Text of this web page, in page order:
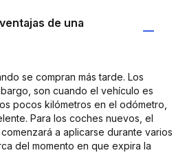
de una
se compran más tarde. Los
son cuando el vehículo es
pocos kilómetros en el odómetro,
Para los coches nuevos, el
a aplicarse durante varios
del momento en que expira la